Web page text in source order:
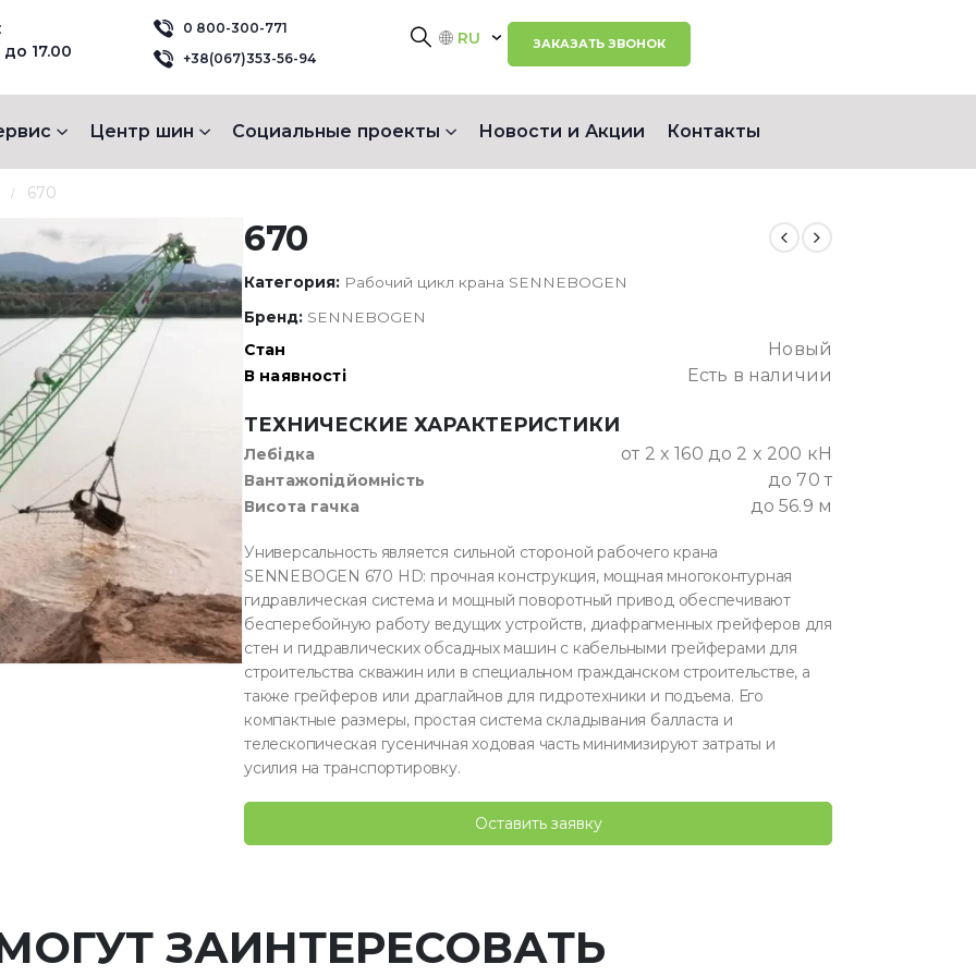
17.00
0 800-300-771
+38(067)353-56-94
RU ЗАКАЗАТЬ ЗВОНОК
Центр шин Социальные проекты Новости и Акции Контакты
670
670
Категория: Рабочий цикл крана SENNEBOGEN
Бренд: SENNEBOGEN
Стан Новый
В наявності Есть в наличии
ТЕХНИЧЕСКИЕ ХАРАКТЕРИСТИКИ
Лебідка от 2 x 160 до 2 x 200 кН
Вантажопідйомність до 70 т
Висота гачка до 56.9 м
Универсальность является сильной стороной рабочего крана
SENNEBOGEN 670 HD: прочная конструкция, мощная многоконтурная
гидравлическая система и мощный поворотный привод обеспечивают
бесперебойную работу ведущих устройств, диафрагменных грейферов для
стен и гидравлических обсадных машин с кабельными грейферами для
строительства скважин или в специальном гражданском строительстве, а
также грейферов или драглайнов для гидротехники и подъема. Его
компактные размеры, простая система складывания балласта и
телескопическая гусеничная ходовая часть минимизируют затраты и
усилия на транспортировку.
Оставить заявку
ЗАИНТЕРЕСОВАТЬ